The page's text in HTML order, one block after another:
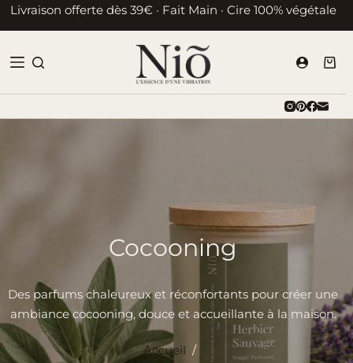
Passer
au
Livraison offerte dès 39€ · Fait Main · Cire 100% végétale
Cocooning
Des parfums chaleureux et réconfortants pour créer une
ambiance cocooning, douce et accueillante à la maison.
Accueil /